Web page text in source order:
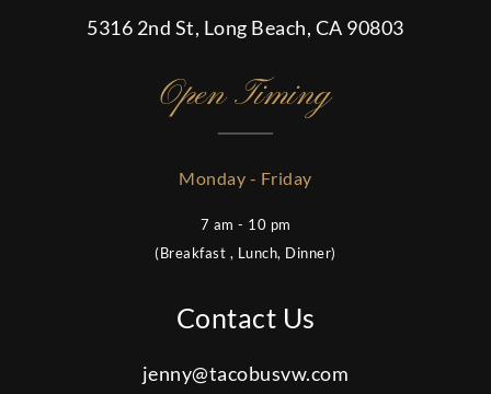
5316 2nd St, Long Beach, CA 90803
Open Timing
Monday - Friday
7 am - 10 pm
(Breakfast , Lunch, Dinner)
Contact Us
jenny@tacobusvw.com